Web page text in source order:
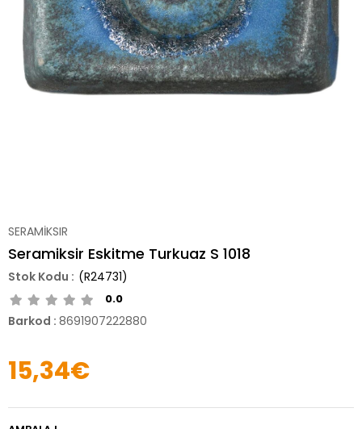
SERAMİKSIR
Seramiksir Eskitme Turkuaz S 1018
(R24731)
0.0
Barkod : 8691907222880
15,34€